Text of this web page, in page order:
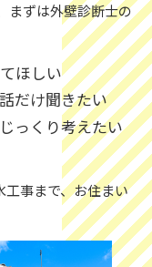
まずは外壁診断士の
ほしい
だけ聞きたい
っくり考えたい
事まで、お住まい